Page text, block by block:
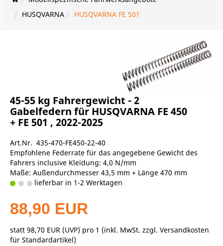
HUSQVARNA
HUSQVARNA FE 501
45-55 kg Fahrergewicht - 2
Gabelfedern für HUSQVARNA FE 450
+ FE 501 , 2022-2025
Art.Nr. 435-470-FE450-22-40
Empfohlene Federrate für das angegebene Gewicht des
Fahrers inclusive Kleidung: 4,0 N/mm
Maße: Außendurchmesser 43,5 mm + Länge 470 mm
lieferbar in 1-2 Werktagen
88,90 EUR
statt 98,70 EUR (UVP) pro 1 (inkl. MwSt. zzgl. Versandkosten
für Standardartikel)